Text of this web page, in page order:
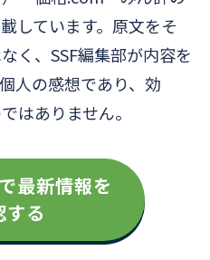
しています。原文をそ
く、SSF編集部が内容を
人の感想であり、効
はありません。
最新情報を
する